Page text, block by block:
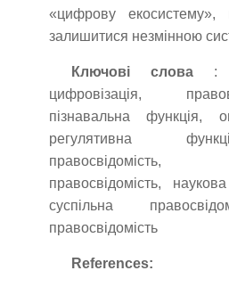
«цифрову
залишитися незмінною
Ключові слова :
цифровізація,
пізнавальна функція,
регулятивна
правосвідомість,
суспільна
правосвідомість
References: